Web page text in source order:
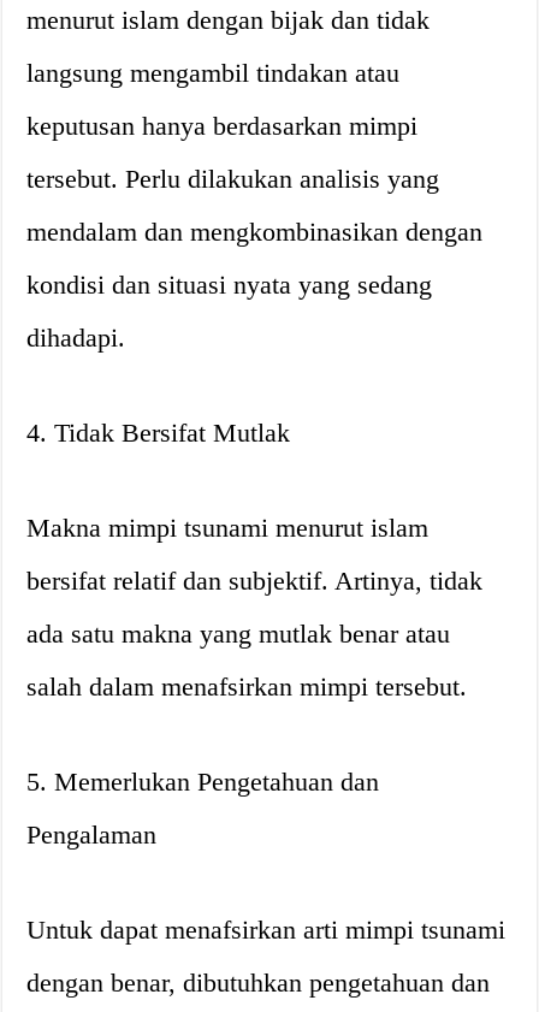
menurut islam dengan bijak dan tidak
langsung mengambil tindakan atau
keputusan hanya berdasarkan mimpi
tersebut. Perlu dilakukan analisis yang
mendalam dan mengkombinasikan dengan
kondisi dan situasi nyata yang sedang
dihadapi.
4. Tidak Bersifat Mutlak
Makna mimpi tsunami menurut islam
bersifat relatif dan subjektif. Artinya, tidak
ada satu makna yang mutlak benar atau
salah dalam menafsirkan mimpi tersebut.
5. Memerlukan Pengetahuan dan
Pengalaman
Untuk dapat menafsirkan arti mimpi tsunami
dengan benar, dibutuhkan pengetahuan dan